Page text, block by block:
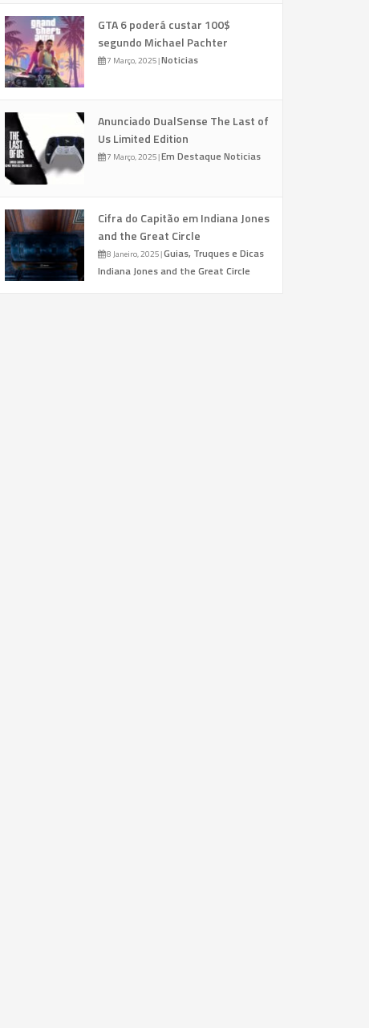
GTA 6 poderá custar 100$
segundo Michael Pachter
7 Março, 2025|Noticias
Anunciado DualSense The Last of
Us Limited Edition
7 Março, 2025|Em Destaque Noticias
Cifra do Capitão em Indiana Jones
and the Great Circle
8 Janeiro, 2025|Guias, Truques e Dicas
Indiana Jones and the Great Circle